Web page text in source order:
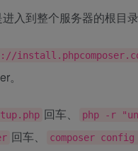
入到整个服务器的根目录
回车、 php -r
回车、 composer